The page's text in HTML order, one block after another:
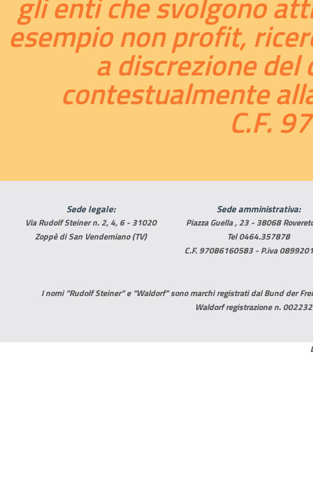
esempio non profit,
a discrezione
contestualmente
C.F.
Sede legale:
Via Rudolf Steiner n. 2, 4, 6 - 31020
Zoppè di San Vendemiano (TV)
Sede amministrativa:
Piazza Guella , 23 - 38068
Tel 0464.357878
C.F. 97086160583 - P.iva
I nomi “Rudolf Steiner” e “Waldorf” sono marchi registrati dal Bund der
Waldorf registrazione n.